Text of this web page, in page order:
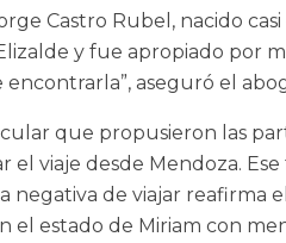
Castro Rubel, nacido
y fue apropiado por
aseguró el
que propusieron las
el viaje desde Mendoza.
negativa de viajar reafirma
el estado de Miriam con